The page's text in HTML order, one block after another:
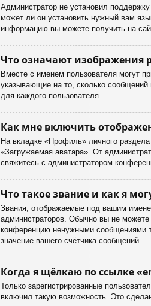
Администратор не установил
может ли он установить нужный вам
информацию вы можете получить на
Что означают изображения
Вместе с именем пользователя могут
указывающие на то, сколько сообщений
для каждого пользователя.
Как мне включить
На вкладке «Профиль» личного
«Загружаемая аватара». От
свяжитесь с администратором
Что такое звание и как я
Звания, отображаемые под вашим
администраторов. Обычно вы не можете
конференцию ненужными сообщениями
значение вашего счётчика сообщений.
Когда я щёлкаю по ссылке
Только зарегистрированные
включил такую возможность. Это